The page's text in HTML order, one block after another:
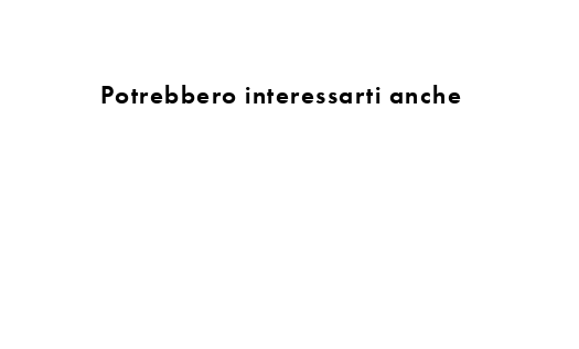
Potrebbero interessarti anche